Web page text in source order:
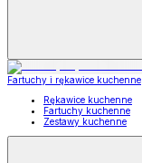
Fartuchy i rękawice kuchenne
Rękawice kuchenne
Fartuchy kuchenne
Zestawy kuchenne